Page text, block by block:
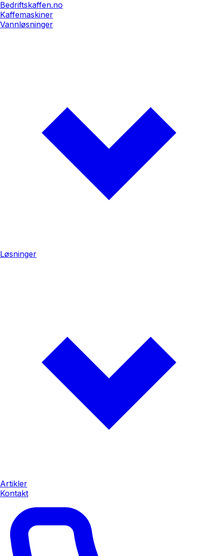
Bedriftskaffen.no
Kaffemaskiner
Vannløsninger
Løsninger
Artikler
Kontakt